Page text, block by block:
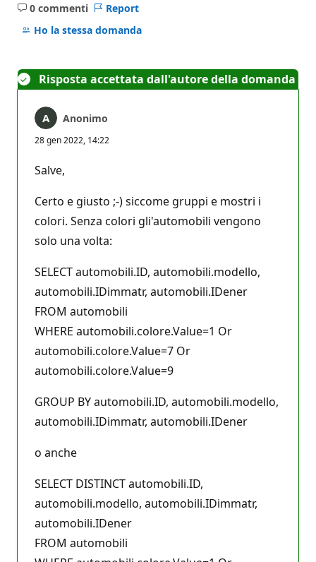
0 commenti
Nessun
commento
Report
Ho la stessa domanda
Risposta accettata dall'autore della domanda
Anonimo
28 gen 2022, 14:22
Salve,
Certo e giusto ;-) siccome gruppi e mostri i
colori. Senza colori gli'automobili vengono
solo una volta:
SELECT automobili.ID, automobili.modello,
automobili.IDimmatr, automobili.IDener
FROM automobili
WHERE automobili.colore.Value=1 Or
automobili.colore.Value=7 Or
automobili.colore.Value=9
GROUP BY automobili.ID, automobili.modello,
automobili.IDimmatr, automobili.IDener
o anche
SELECT DISTINCT automobili.ID,
automobili.modello, automobili.IDimmatr,
automobili.IDener
FROM automobili